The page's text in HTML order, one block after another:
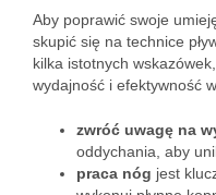
Aby poprawić swoje
skupić się na technice
kilka istotnych
wydajność i efektywność
zwróć uwagę na
oddychania, aby
praca nóg jest